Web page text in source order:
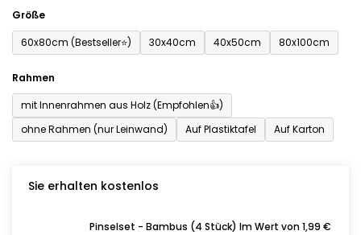
Größe
60x80cm (Bestseller⭐)
30x40cm 40x50cm 80x100cm
Rahmen
mit Innenrahmen aus Holz (Empfohlen👍)
ohne Rahmen (nur Leinwand)
Auf Plastiktafel Auf Karton
Sie erhalten kostenlos
Pinselset - Bambus (4 Stück) Im Wert von 1,99 €